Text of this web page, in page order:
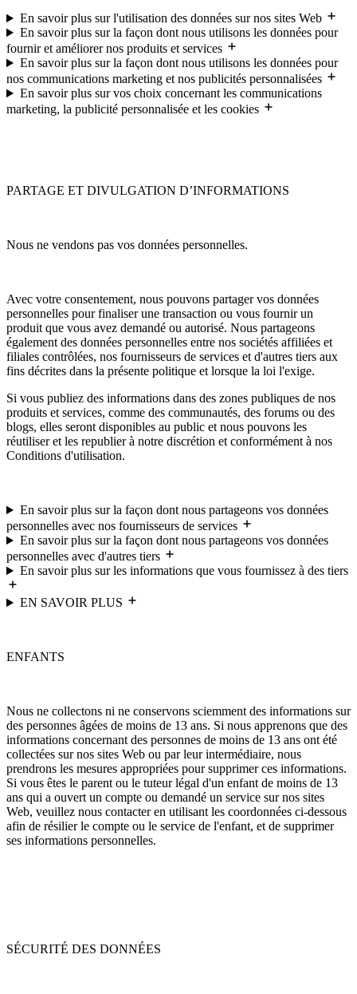
En savoir plus sur l'utilisation des données sur nos sites Web
En savoir plus sur la façon dont nous utilisons les données pour
fournir et améliorer nos produits et services
En savoir plus sur la façon dont nous utilisons les données pour
nos communications marketing et nos publicités personnalisées
En savoir plus sur vos choix concernant les communications
marketing, la publicité personnalisée et les cookies
PARTAGE ET DIVULGATION D’INFORMATIONS
Nous ne vendons pas vos données personnelles.
Avec votre consentement, nous pouvons partager vos données
personnelles pour finaliser une transaction ou vous fournir un
produit que vous avez demandé ou autorisé. Nous partageons
également des données personnelles entre nos sociétés affiliées et
filiales contrôlées, nos fournisseurs de services et d'autres tiers aux
fins décrites dans la présente politique et lorsque la loi l'exige.
Si vous publiez des informations dans des zones publiques de nos
produits et services, comme des communautés, des forums ou des
blogs, elles seront disponibles au public et nous pouvons les
réutiliser et les republier à notre discrétion et conformément à nos
Conditions d'utilisation.
En savoir plus sur la façon dont nous partageons vos données
personnelles avec nos fournisseurs de services
En savoir plus sur la façon dont nous partageons vos données
personnelles avec d'autres tiers
En savoir plus sur les informations que vous fournissez à des tiers
EN SAVOIR PLUS
ENFANTS
Nous ne collectons ni ne conservons sciemment des informations sur
des personnes âgées de moins de 13 ans. Si nous apprenons que des
informations concernant des personnes de moins de 13 ans ont été
collectées sur nos sites Web ou par leur intermédiaire, nous
prendrons les mesures appropriées pour supprimer ces informations.
Si vous êtes le parent ou le tuteur légal d'un enfant de moins de 13
ans qui a ouvert un compte ou demandé un service sur nos sites
Web, veuillez nous contacter en utilisant les coordonnées ci-dessous
afin de résilier le compte ou le service de l'enfant, et de supprimer
ses informations personnelles.
SÉCURITÉ DES DONNÉES